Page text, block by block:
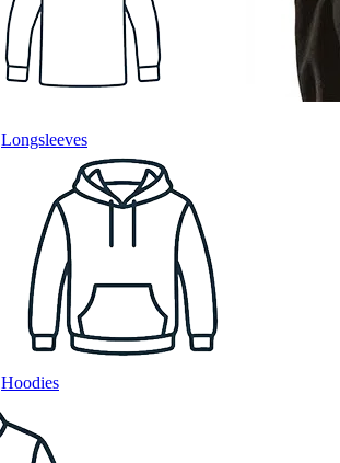
Longsleeves
Hoodies